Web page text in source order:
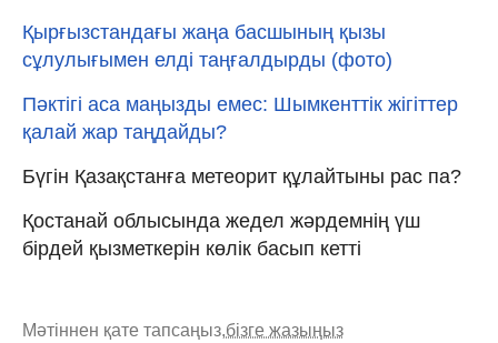
Қырғызстандағы жаңа басшының қызы
сұлулығымен елді таңғалдырды (фото)
Пәктігі аса маңызды емес: Шымкенттік жігіттер
қалай жар таңдайды?
Бүгін Қазақстанға метеорит құлайтыны рас па?
Қостанай облысында жедел жәрдемнің үш
бірдей қызметкерін көлік басып кетті
Мәтіннен қате тапсаңыз,бізге жазыңыз